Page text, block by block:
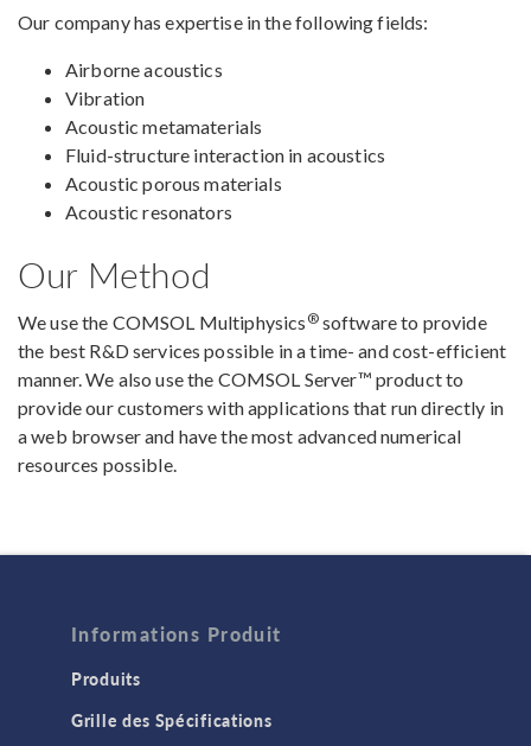
Our company has expertise in the following fields:
Airborne acoustics
Vibration
Acoustic metamaterials
Fluid-structure interaction in acoustics
Acoustic porous materials
Acoustic resonators
Our Method
We use the COMSOL Multiphysics ®software to provide
the best R&D services possible in a time- and cost-efficient
manner. We also use the COMSOL Server™ product to
provide our customers with applications that run directly in
a web browser and have the most advanced numerical
resources possible.
Informations Produit
Produits
Grille des Spécifications